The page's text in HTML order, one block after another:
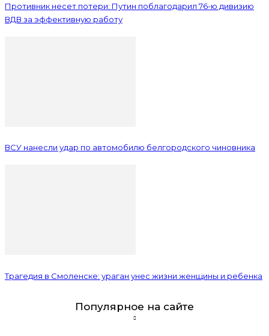
Противник несет потери: Путин поблагодарил 76-ю дивизию
ВДВ за эффективную работу
ВСУ нанесли удар по автомобилю белгородского чиновника
Трагедия в Смоленске: ураган унес жизни женщины и ребенка
Популярное на сайте